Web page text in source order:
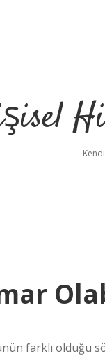
farklı olduğu